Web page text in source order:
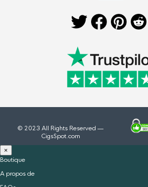
© 2023 All Rights Reserved —
CigsSpot.com
×
Boutique
A propos de